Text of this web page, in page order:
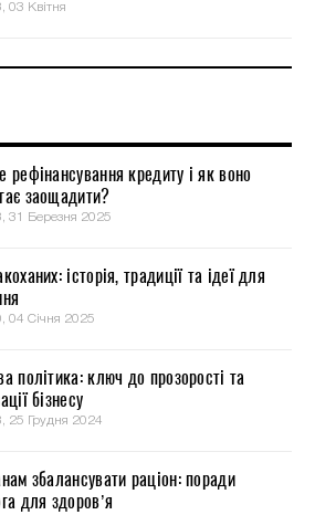
03 Квітня
рефінансування кредиту і як воно
заощадити?
31 Березня 2025
історія, традиції та ідеї для
04 Січня 2025
політика: ключ до прозорості та
бізнесу
25 Грудня 2024
збалансувати раціон: поради
для здоров’я